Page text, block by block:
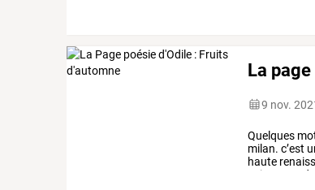
La
9 nov.
Quelques
milan. c’est
haute
peintre
de